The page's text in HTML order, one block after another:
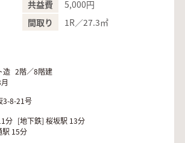
共益費
5,000円
間取り
1R／27.3㎡
造 2階／8階建
3-8-21号
分 [地下鉄] 桜坂駅 13分
駅 15分